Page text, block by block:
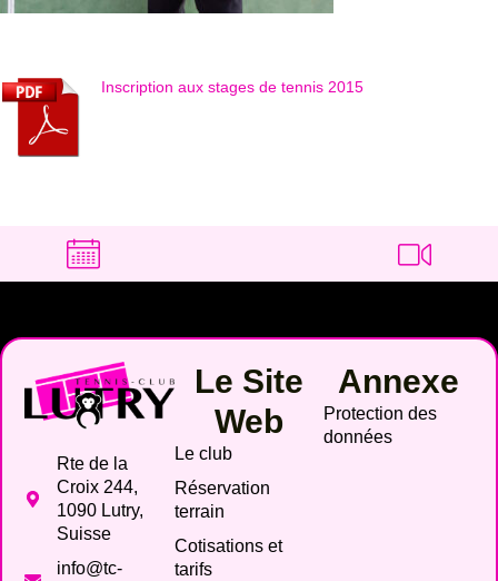
Inscription aux stages de tennis 2015
Rte de la
Croix 244,
1090 Lutry,
Suisse
info@tc-
Le Site
Web
Le club
Réservation
terrain
Cotisations et
tarifs
Annexe
Protection des
données